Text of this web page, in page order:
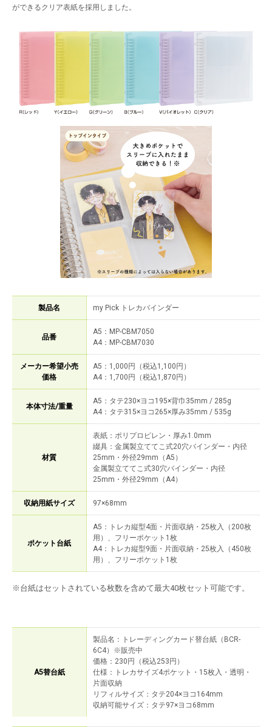
ができるクリア表紙を採用しました。
製品名 my Pick トレカバインダー
品番
A5：MP-CBM7050
A4：MP-CBM7030
メーカー希望小売
価格
A5：1,000円（税込1,100円）
A4：1,700円（税込1,870円）
本体寸法/重量
A5：タテ230×ヨコ195×背巾35mm / 285g
A4：タテ315×ヨコ265×厚み35mm / 535g
材質
表紙：ポリプロピレン・厚み1.0mm
綴具：金属製立ててこ式20穴バインダー・内径
25mm・外径29mm（A5）
金属製立ててこ式30穴バインダー・内径
25mm・外径29mm（A4）
収納用紙サイズ 97×68mm
ポケット台紙
A5：トレカ縦型4面・片面収納・25枚入（200枚
用）、フリーポケット1枚
A4：トレカ縦型9面・片面収納・25枚入（450枚
用）、フリーポケット1枚
※台紙はセットされている枚数を含めて最大40枚セット可能です。
A5替台紙
製品名：トレーディングカード替台紙（BCR-
6C4）※販売中
価格：230円（税込253円）
仕様：トレカサイズ4ポケット・15枚入・透明・
片面収納
リフィルサイズ：タテ204×ヨコ164mm
収納可能サイズ：タテ97×ヨコ68mm